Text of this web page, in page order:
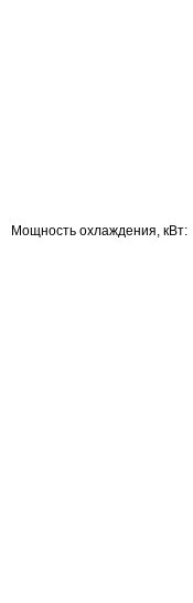
Мощность охлаждения, кВт: